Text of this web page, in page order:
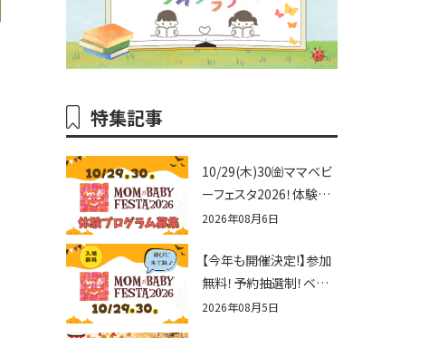
特集記事
10/29(木)30㈮ママベビ
ーフェスタ2026！体験プ
ログラム募集♪赤ちゃん
せんか？
2026年08月6日
【今年も開催決定!】参加
無料！予約抽選制！ベビ
ーファミリー必見☆入場
2026年08月5日